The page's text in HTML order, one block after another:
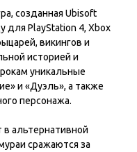
созданная Ubisoft
для PlayStation 4, Xbox
викингов и
историей и
уникальные
и «Дуэль», а также
персонажа.
альтернативной
сражаются за